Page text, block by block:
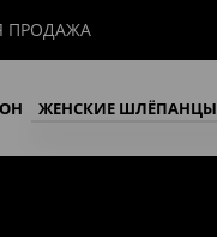
ЖЕНСКИЕ ШЛЁПАНЦЫ